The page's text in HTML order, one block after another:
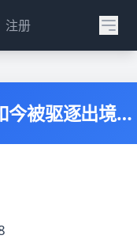
注册
今被驱逐出境…